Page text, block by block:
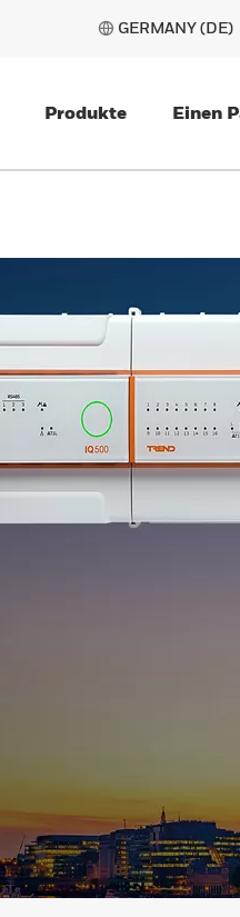
GERMANY (DE)
Produkte Einen